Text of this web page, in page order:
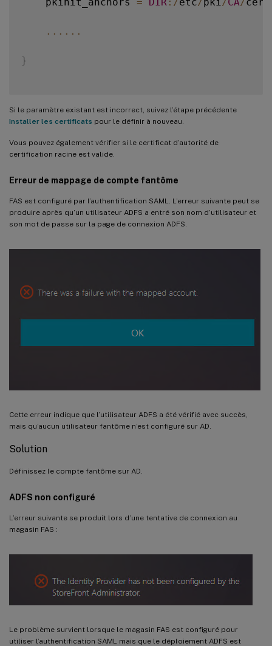
... ...
}
Si le paramètre existant est incorrect, suivez l’étape précédente
Installer les certificats pour le définir à nouveau.
Vous pouvez également vérifier si le certificat d’autorité de
certification racine est valide.
Erreur de mappage de compte fantôme
FAS est configuré par l’authentification SAML. L’erreur suivante peut se
produire après qu’un utilisateur ADFS a entré son nom d’utilisateur et
son mot de passe sur la page de connexion ADFS.
Cette erreur indique que l’utilisateur ADFS a été vérifié avec succès,
mais qu’aucun utilisateur fantôme n’est configuré sur AD.
Solution
Définissez le compte fantôme sur AD.
ADFS non configuré
L’erreur suivante se produit lors d’une tentative de connexion au
magasin FAS :
Le problème survient lorsque le magasin FAS est configuré pour
utiliser l’authentification SAML mais que le déploiement ADFS est